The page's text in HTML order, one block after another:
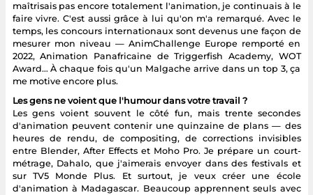
maîtrisais pas encore totalement l'animation, je continuais à le
faire vivre. C'est aussi grâce à lui qu'on m'a remarqué. Avec le
temps, les concours internationaux sont devenus une façon de
mesurer mon niveau — AnimChallenge Europe remporté en
2022, Animation Panafricaine de Triggerfish Academy, WOT
Award… À chaque fois qu'un Malgache arrive dans un top 3, ça
me motive encore plus.
Les gens ne voient que l'humour dans votre travail ?
Les gens voient souvent le côté fun, mais trente secondes
d'animation peuvent contenir une quinzaine de plans — des
heures de rendu, de compositing, de corrections invisibles
entre Blender, After Effects et Moho Pro. Je prépare un court-
métrage, Dahalo, que j'aimerais envoyer dans des festivals et
sur TV5 Monde Plus. Et surtout, je veux créer une école
d'animation à Madagascar. Beaucoup apprennent seuls avec